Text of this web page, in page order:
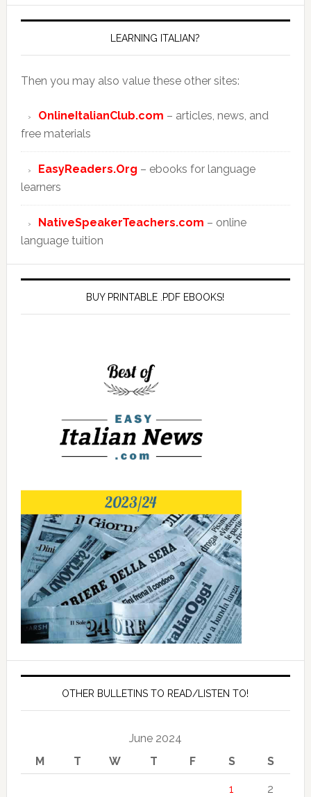
LEARNING ITALIAN?
Then you may also value these other sites:
OnlineItalianClub.com – articles, news, and
free materials
EasyReaders.Org – ebooks for language
learners
NativeSpeakerTeachers.com – online
language tuition
BUY PRINTABLE .PDF EBOOKS!
OTHER BULLETINS TO READ/LISTEN TO!
June 2024
M
T W T F S S
1 2